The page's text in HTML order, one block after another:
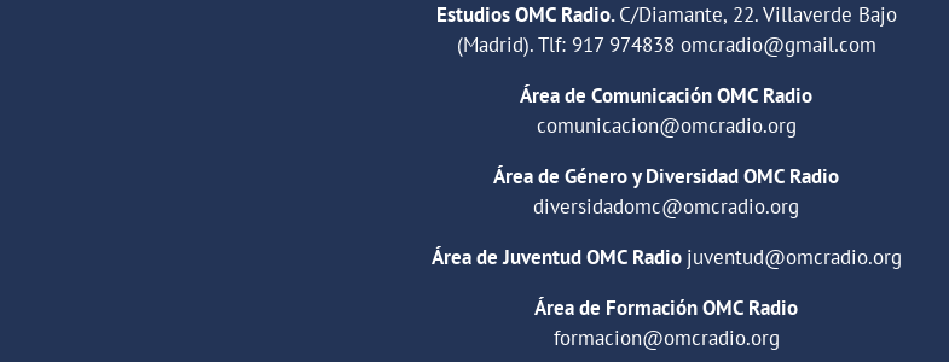
Estudios OMC Radio.C/Diamante, 22. Villaverde Bajo
(Madrid). Tlf: 917 974838 omcradio@gmail.com
Área de Comunicación OMC Radio
comunicacion@omcradio.org
Área de Género y Diversidad OMC Radio
diversidadomc@omcradio.org
Área de Juventud OMC Radio juventud@omcradio.org
Área de Formación OMC Radio
formacion@omcradio.org